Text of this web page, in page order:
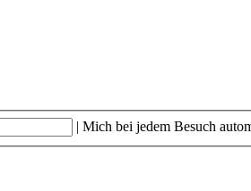
| Mich bei jedem Besuch